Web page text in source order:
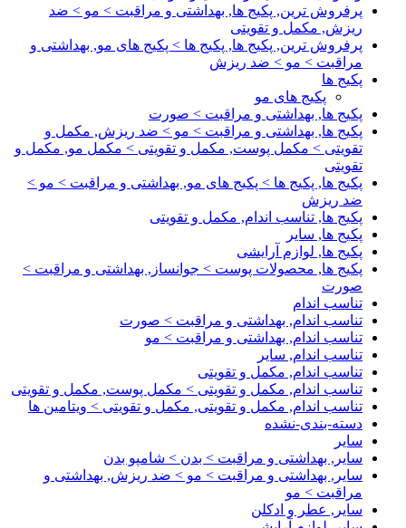
پرفروش ترین, پکیج ها, بهداشتی و مراقبت > مو > ضد
ریزش, مکمل و تقویتی
پرفروش ترین, پکیج ها, پکیج ها > پکیج های مو, بهداشتی و
مراقبت > مو > ضد ریزش
پکیج ها
پکیج های مو
پکیج ها, بهداشتی و مراقبت > صورت
پکیج ها, بهداشتی و مراقبت > مو > ضد ریزش, مکمل و
تقویتی > مکمل پوست, مکمل و تقویتی > مکمل مو, مکمل و
تقویتی
پکیج ها, پکیج ها > پکیج های مو, بهداشتی و مراقبت > مو >
ضد ریزش
پکیج ها, تناسب اندام, مکمل و تقویتی
پکیج ها, سایر
پکیج ها, لوازم آرایشی
پکیج ها, محصولات پوست > جوانساز, بهداشتی و مراقبت >
صورت
تناسب اندام
تناسب اندام, بهداشتی و مراقبت > صورت
تناسب اندام, بهداشتی و مراقبت > مو
تناسب اندام, سایر
تناسب اندام, مکمل و تقویتی
تناسب اندام, مکمل و تقویتی > مکمل پوست, مکمل و تقویتی
تناسب اندام, مکمل و تقویتی, مکمل و تقویتی > ویتامین ها
دسته-بندی-نشده
سایر
سایر, بهداشتی و مراقبت > بدن > شامپو بدن
سایر, بهداشتی و مراقبت > مو > ضد ریزش, بهداشتی و
مراقبت > مو
سایر, عطر و ادکلن